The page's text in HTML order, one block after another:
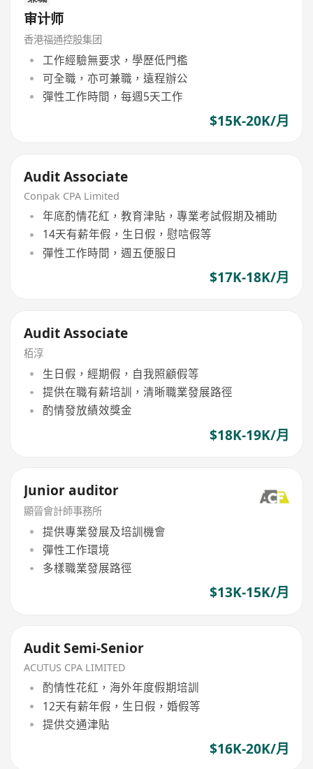
审计师
香港福通控股集团
工作經驗無要求，學歷低門檻
可全職，亦可兼職，遠程辦公
彈性工作時間，每週5天工作
$15K-20K/月
Audit Associate
Conpak CPA Limited
年底酌情花紅，教育津貼，專業考試假期及補助
14天有薪年假，生日假，慰唁假等
彈性工作時間，週五便服日
$17K-18K/月
Audit Associate
栢淳
生日假，經期假，自我照顧假等
提供在職有薪培訓，清晰職業發展路徑
酌情發放績效獎金
$18K-19K/月
Junior auditor
顯晉會計師事務所
提供專業發展及培訓機會
彈性工作環境
多樣職業發展路徑
$13K-15K/月
Audit Semi-Senior
ACUTUS CPA LIMITED
酌情性花紅，海外年度假期培訓
12天有薪年假，生日假，婚假等
提供交通津貼
$16K-20K/月